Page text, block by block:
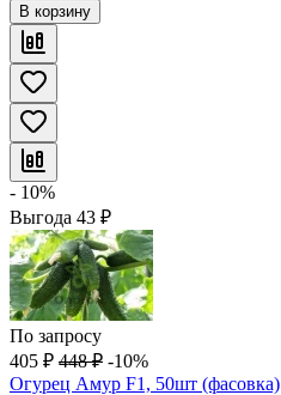
В корзину
- 10%
Выгода 43 ₽
По запросу
405 ₽ 448 ₽ -10%
Огурец Амур F1, 50шт (фасовка)